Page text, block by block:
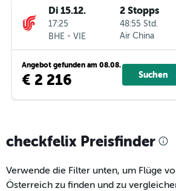
Di 15.12.
17:25
BHE - VIE
2 Stopps
48:55 Std.
Air China
Angebot gefunden am 08.08.
€ 2 216 Suchen
checkfelix Preisfinder
Verwende die Filter unten, um Flüge
Österreich zu finden und zu